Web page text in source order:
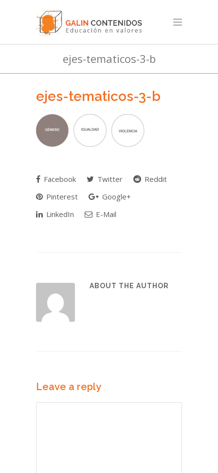
ejes-tematicos-3-b
ejes-tematicos-3-b
Facebook Twitter
Reddit
Pinterest
Google+
LinkedIn
E-Mail
ABOUT THE AUTHOR
Leave a reply